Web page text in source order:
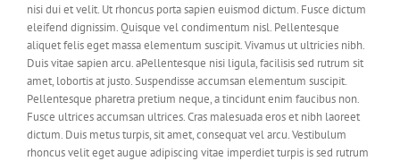
nisi dui et velit. Ut rhoncus porta sapien euismod dictum. Fusce dictum
eleifend dignissim. Quisque vel condimentum nisl. Pellentesque
aliquet felis eget massa elementum suscipit. Vivamus ut ultricies nibh.
Duis vitae sapien arcu. aPellentesque nisi ligula, facilisis sed rutrum sit
amet, lobortis at justo. Suspendisse accumsan elementum suscipit.
Pellentesque pharetra pretium neque, a tincidunt enim faucibus non.
Fusce ultrices accumsan ultrices. Cras malesuada eros et nibh laoreet
dictum. Duis metus turpis, sit amet, consequat vel arcu. Vestibulum
rhoncus velit eget augue adipiscing vitae imperdiet turpis is sed rutrum